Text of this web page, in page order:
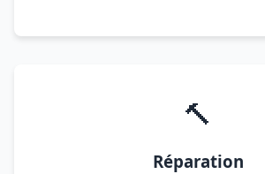
🔨
Réparation